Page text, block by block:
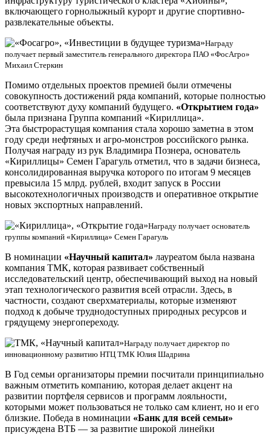
включающего горнолыжный курорт и другие спортивно-
развлекательные объекты.
Награду
получает первый заместитель генерального директора ПАО «ФосАгро»
Михаил Стеркин
Помимо отдельных проектов премией были отмечены
совокупность достижений ряда компаний, которые полностью
соответствуют духу компаний будущего. «Открытием года»
была признана Группа компаний «Кириллица».
Эта быстрорастущая компания стала хорошо заметна в этом
году среди нефтяных и агро-монстров российского рынка.
Получая награду из рук Владимира Познера, основатель
«Кириллицы» Семен Гарагуль отметил, что в задачи бизнеса,
консолидированная выручка которого по итогам 9 месяцев
превысила 15 млрд. рублей, входит запуск в России
высокотехнологичных производств и оперативное открытие
новых экспортных направлений.
Награду получает основатель
группы компаний «Кириллица» Семен Гарагуль
В номинации «Научный капитал» лауреатом была названа
компания ТМК, которая развивает собственный
исследовательский центр, обеспечивающий выход на новый
этап технологического развития всей отрасли. Здесь, в
частности, создают сверхматериалы, которые изменяют
подход к добыче труднодоступных природных ресурсов и
грядущему энергопереходу.
Награду получает директор по
инновационному развитию НТЦ ТМК Юлия Шадрина
В Год семьи организаторы премии посчитали принципиально
важным отметить компанию, которая делает акцент на
развитии портфеля сервисов и программ лояльности,
которыми может пользоваться не только сам клиент, но и его
близкие. Победа в номинации «Банк для всей семьи»
присуждена ВТБ — за развитие широкой линейки